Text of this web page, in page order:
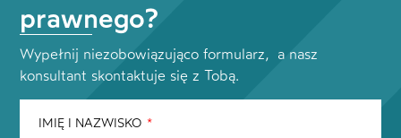
prawnego?
Wypełnij niezobowiązująco formularz, a nasz
konsultant skontaktuje się z Tobą.
IMIĘ I NAZWISKO